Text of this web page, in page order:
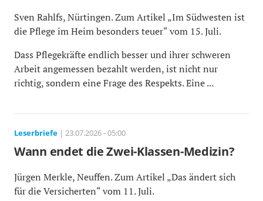
Sven Rahlfs, Nürtingen. Zum Artikel „Im Südwesten ist
die Pflege im Heim besonders teuer“ vom 15. Juli.
Dass Pflegekräfte endlich besser und ihrer schweren
Arbeit angemessen bezahlt werden, ist nicht nur
richtig, sondern eine Frage des Respekts. Eine ...
Leserbriefe | 23.07.2026 - 05:00
Wann endet die Zwei-Klassen-Medizin?
Jürgen Merkle, Neuffen. Zum Artikel „Das ändert sich
für die Versicherten“ vom 11. Juli.